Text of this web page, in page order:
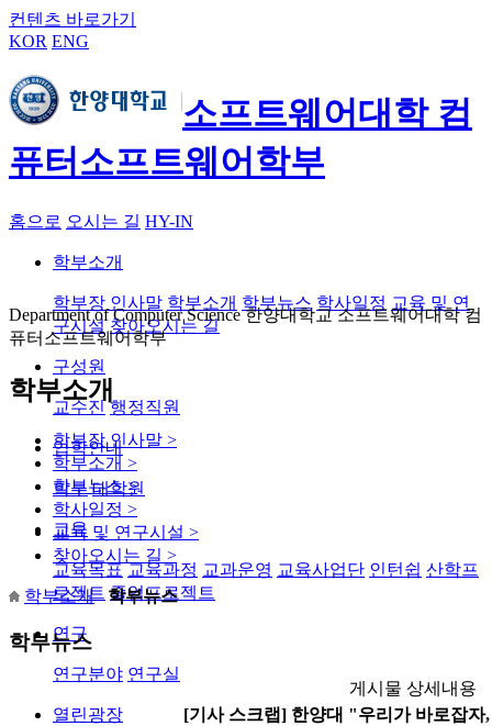
컨텐츠 바로가기
KOR ENG
소프트웨어대학 컴
퓨터소프트웨어학부
홈으로 오시는 길 HY-IN
학부소개
학부장 인사말 학부소개 학부뉴스 학사일정 교육 및 연
구시설 찾아오시는 길
구성원
교수진 행정직원
입학안내
학부 대학원
교육
교육목표 교육과정 교과운영 교육사업단 인턴쉽 산학프
로젝트 졸업프로젝트
연구
연구분야 연구실
열린광장
Department of Computer Science 한양대학교 소프트웨어대학 컴
퓨터소프트웨어학부
학부소개
학부장 인사말 >
학부소개 >
학부뉴스>
학사일정 >
교육 및 연구시설 >
찾아오시는 길 >
학부소개 학부뉴스
학부뉴스
게시물 상세내용
[기사 스크랩] 한양대 "우리가 바로잡